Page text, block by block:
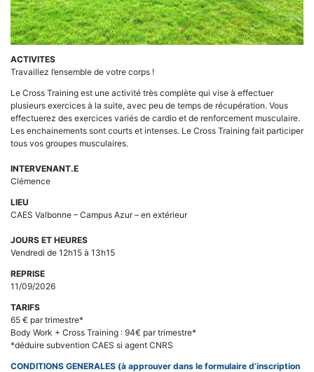
ACTIVITES
Travaillez l’ensemble de votre corps !
Le Cross Training est une activité très complète qui vise à effectuer
plusieurs exercices à la suite, avec peu de temps de récupération. Vous
effectuerez des exercices variés de cardio et de renforcement musculaire.
Les enchainements sont courts et intenses. Le Cross Training fait participer
tous vos groupes musculaires.
INTERVENANT.E
Clémence
LIEU
CAES Valbonne – Campus Azur – en extérieur
JOURS ET HEURES
Vendredi de 12h15 à 13h15
REPRISE
11/09/2026
TARIFS
65 € par trimestre*
Body Work + Cross Training : 94€ par trimestre*
*déduire subvention CAES si agent CNRS
CONDITIONS GENERALES (à approuver dans le formulaire d’inscription